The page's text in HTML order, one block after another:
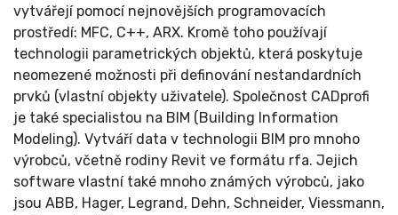
vytvářejí pomocí nejnovějších programovacích
prostředí: MFC, C++, ARX. Kromě toho používají
technologii parametrických objektů, která poskytuje
neomezené možnosti při definování nestandardních
prvků (vlastní objekty uživatele). Společnost CADprofi
je také specialistou na BIM (Building Information
Modeling). Vytváří data v technologii BIM pro mnoho
výrobců, včetně rodiny Revit ve formátu rfa. Jejich
software vlastní také mnoho známých výrobců, jako
jsou ABB, Hager, Legrand, Dehn, Schneider, Viessmann,